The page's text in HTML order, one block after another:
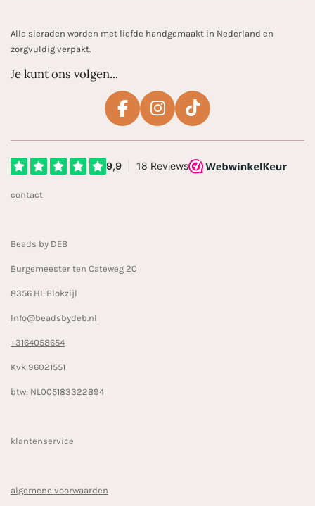
Alle sieraden worden met liefde handgemaakt in Nederland en
zorgvuldig verpakt.
Je kunt ons volgen...
F
e
I
t
T
T
contact
Beads by DEB
Burgemeester ten Cateweg 20
8356 HL Blokzijl
Info@beadsbydeb.nl
+3164058654
Kvk:96021551
btw: NL005183322B94
klantenservice
algemene voorwaarden